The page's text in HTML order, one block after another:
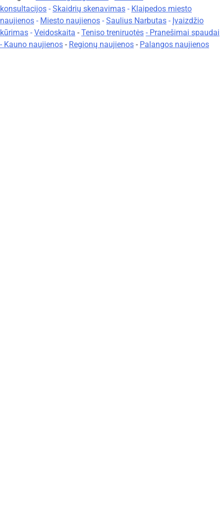
konsultacijos - Skaidrių skenavimas - Klaipedos miesto
naujienos - Miesto naujienos - Saulius Narbutas - Įvaizdžio
kūrimas - Veidoskaita - Teniso treniruotės - Pranešimai spaudai
- Kauno naujienos - Regionų naujienos - Palangos naujienos